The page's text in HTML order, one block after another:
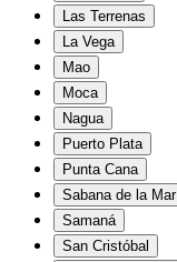
Las Terrenas
La Vega
Mao
Moca
Nagua
Puerto Plata
Punta Cana
Sabana de la Mar
Samaná
San Cristóbal